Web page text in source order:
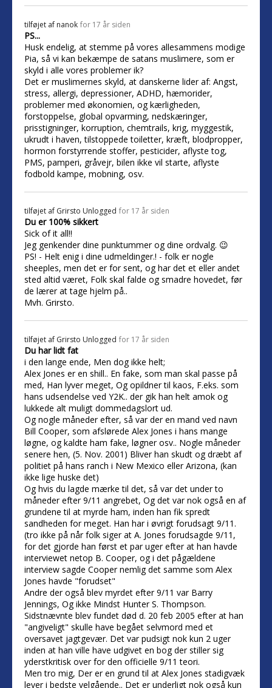
tilføjet af nanok for 17 år siden
PS...
Husk endelig, at stemme på vores allesammens modige
Pia, så vi kan bekæmpe de satans muslimere, som er
skyld i alle vores problemer ik?
Det er muslimernes skyld, at danskerne lider af: Angst,
stress, allergi, depressioner, ADHD, hæmorider,
problemer med økonomien, og kærligheden,
forstoppelse, global opvarming, nedskæringer,
prisstigninger, korruption, chemtrails, krig, myggestik,
ukrudt i haven, tilstoppede toiletter, kræft, blodpropper,
hormon forstyrrende stoffer, pesticider, aflyste tog,
PMS, pamperi, gråvejr, bilen ikke vil starte, aflyste
fodbold kampe, mobning, osv.
tilføjet af Grirsto Unlogged for 17 år siden
Du er 100% sikkert
Sick of it all!!
Jeg genkender dine punktummer og dine ordvalg. 😉
PS! - Helt enig i dine udmeldinger.! - folk er nogle
sheeples, men det er for sent, og har det et eller andet
sted altid været, Folk skal falde og smadre hovedet, før
de lærer at tage hjelm på..
Mvh. Grirsto.
tilføjet af Grirsto Unlogged for 17 år siden
Du har lidt fat
i den lange ende, Men dog ikke helt;
Alex Jones er en shill.. En fake, som man skal passe på
med, Han lyver meget, Og opildner til kaos, F.eks. som
hans udsendelse ved Y2K.. der gik han helt amok og
lukkede alt muligt dommedagslort ud.
Og nogle måneder efter, så var der en mand ved navn
Bill Cooper, som afslørede Alex Jones i hans mange
løgne, og kaldte ham fake, løgner osv.. Nogle måneder
senere hen, (5. Nov. 2001) Bliver han skudt og dræbt af
politiet på hans ranch i New Mexico eller Arizona, (kan
ikke lige huske det)
Og hvis du lagde mærke til det, så var det under to
måneder efter 9/11 angrebet, Og det var nok også en af
grundene til at myrde ham, inden han fik spredt
sandheden for meget. Han har i øvrigt forudsagt 9/11.
(tro ikke på når folk siger at A. Jones forudsagde 9/11,
for det gjorde han først et par uger efter at han havde
interviewet netop B. Cooper, og i det pågældene
interview sagde Cooper nemlig det samme som Alex
Jones havde "forudset"
Andre der også blev myrdet efter 9/11 var Barry
Jennings, Og ikke Mindst Hunter S. Thompson.
Sidstnævnte blev fundet død d. 20 feb 2005 efter at han
"angiveligt" skulle have begået selvmord med et
oversavet jagtgevær. Det var pudsigt nok kun 2 uger
inden at han ville have udgivet en bog der stiller sig
yderstkritisk over for den officielle 9/11 teori.
Men tro mig, Der er en grund til at Alex Jones stadigvæk
lever i bedste velgående.. Det er underligt nok også kun